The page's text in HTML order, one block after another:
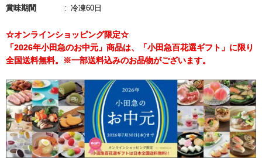
賞味期間 冷凍60日
☆オンラインショッピング限定☆
「2026年小田急のお中元」商品は、「小田急百花選ギフト」に限り
全国送料無料。※一部送料込みのお品物がございます。